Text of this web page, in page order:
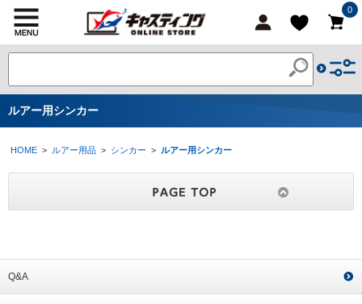
0
ルアー用シンカー
HOME > ルアー用品 > シンカー > ルアー用シンカー
Q&A